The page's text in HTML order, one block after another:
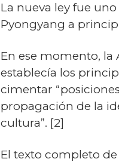
La nueva ley fue
Pyongyang a
En ese momento, la
establecía los
cimentar
propagación de la
cultura”. [2]
El texto completo